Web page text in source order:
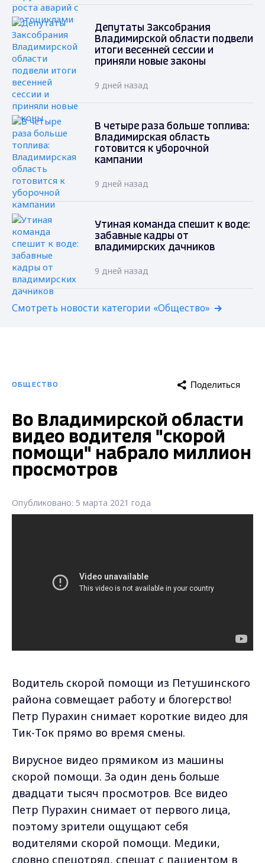
Депутаты Заксобрания
Владимирской области подвели
итоги весенней сессии и
приняли новые законы
9 дней назад
В четыре раза больше топлива:
Владимирская область
готовится к уборочной
кампании
9 дней назад
Утиная команда спешит к воде:
забавные кадры от
владимирских дачников
9 дней назад
Смотреть новости категории «Общество»
ОБЩЕСТВО Поделиться
Во Владимирской области
видео водителя "скорой
помощи" набрало миллион
просмотров
Опубликовано: 5 марта 2021 года
Водитель скорой помощи из Петушинского
района совмещает работу и блогерство!
Петр Пурахин снимает короткие видео для
Тик-Ток прямо во время смены.
Вирусное видео прямиком из машины
скорой помощи. За один день больше
двадцати тысяч просмотров. Все видео
Петр Пурахин снимает от первого лица,
поэтому зрители ощущают себя
водителями скорой помощи. Медики,
словно спецотряд, спешат с пациентом в